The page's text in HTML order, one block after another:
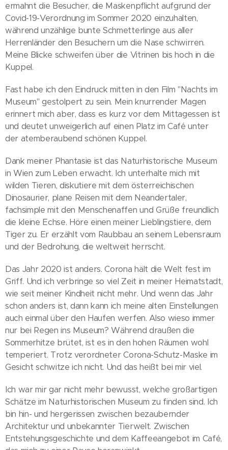
ermahnt die Besucher, die Maskenpflicht aufgrund der
Covid-19-Verordnung im Sommer 2020 einzuhalten,
während unzählige bunte Schmetterlinge aus aller
Herrenländer den Besuchern um die Nase schwirren.
Meine Blicke schweifen über die Vitrinen bis hoch in die
Kuppel.
Fast habe ich den Eindruck mitten in den Film "Nachts im
Museum" gestolpert zu sein. Mein knurrender Magen
erinnert mich aber, dass es kurz vor dem Mittagessen ist
und deutet unweigerlich auf einen Platz im Café unter
der atemberaubend schönen Kuppel.
Dank meiner Phantasie ist das Naturhistorische Museum
in Wien zum Leben erwacht. Ich unterhalte mich mit
wilden Tieren, diskutiere mit dem österreichischen
Dinosaurier, plane Reisen mit dem Neandertaler,
fachsimple mit den Menschenaffen und Grüße freundlich
die kleine Echse. Höre einen meiner Lieblingstiere, dem
Tiger zu. Er erzählt vom Raubbau an seinem Lebensraum
und der Bedrohung, die weltweit herrscht.
Das Jahr 2020 ist anders. Corona hält die Welt fest im
Griff. Und ich verbringe so viel Zeit in meiner Heimatstadt,
wie seit meiner Kindheit nicht mehr. Und wenn das Jahr
schon anders ist, dann kann ich meine alten Einstellungen
auch einmal über den Haufen werfen. Also wieso immer
nur bei Regen ins Museum? Während draußen die
Sommerhitze brütet, ist es in den hohen Räumen wohl
temperiert. Trotz verordneter Corona-Schutz-Maske im
Gesicht schwitze ich nicht. Und das heißt bei mir viel.
Ich war mir gar nicht mehr bewusst, welche großartigen
Schätze im Naturhistorischen Museum zu finden sind. Ich
bin hin- und hergerissen zwischen bezaubernder
Architektur und unbekannter Tierwelt. Zwischen
Entstehungsgeschichte und dem Kaffeeangebot im Café,